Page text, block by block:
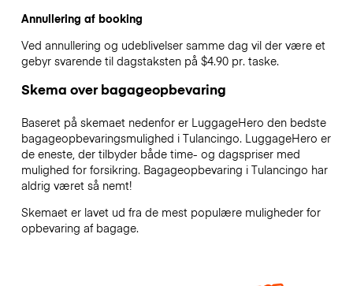
Annullering af booking
Ved annullering og udeblivelser samme dag vil der være et
gebyr svarende til dagstaksten på $4.90 pr. taske.
Skema over bagageopbevaring
Baseret på skemaet nedenfor er LuggageHero den bedste
bagageopbevaringsmulighed i Tulancingo. LuggageHero er
de eneste, der tilbyder både time- og dagspriser med
mulighed for forsikring. Bagageopbevaring i Tulancingo har
aldrig været så nemt!
Skemaet er lavet ud fra de mest populære muligheder for
opbevaring af bagage.